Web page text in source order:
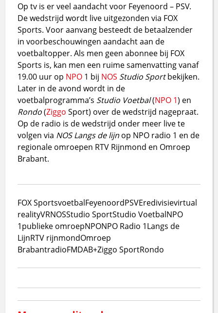
Op tv is er veel aandacht voor Feyenoord – PSV.
De wedstrijd wordt live uitgezonden via FOX
Sports. Voor aanvang besteedt de betaalzender
in voorbeschouwingen aandacht aan de
voetbaltopper. Als men geen abonnee bij FOX
Sports is, kan men een ruime samenvatting vanaf
19.00 uur op NPO 1 bij NOS Studio Sportbekijken.
Later in de avond wordt in de
voetbalprogramma’s Studio Voetbal(NPO 1) en
Rondo(Ziggo Sport) over de wedstrijd nagepraat.
Op de radio is de wedstrijd onder meer live te
volgen via NOS Langs de lijn op NPO radio 1 en de
regionale omroepen RTV Rijnmond en Omroep
Brabant.
FOX SportsvoetbalFeyenoordPSVEredivisievirtual
realityVRNOSStudio SportStudio VoetbalNPO
1publieke omroepNPONPO Radio 1Langs de
LijnRTV rijnmondOmroep
BrabantradioFMDAB+Ziggo SportRondo